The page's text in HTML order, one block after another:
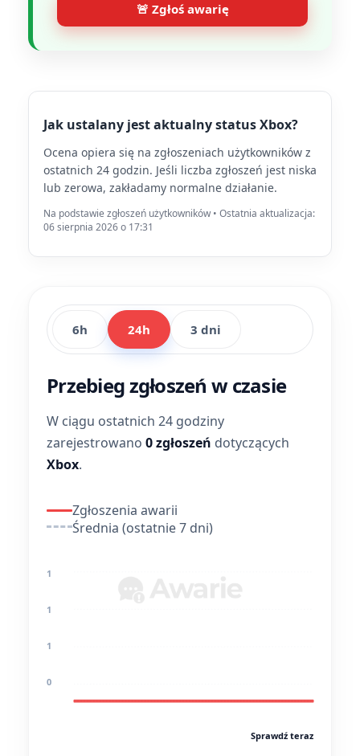
🚨 Zgłoś awarię
Jak ustalany jest aktualny status Xbox?
Ocena opiera się na zgłoszeniach użytkowników z
ostatnich 24 godzin. Jeśli liczba zgłoszeń jest niska
lub zerowa, zakładamy normalne działanie.
Na podstawie zgłoszeń użytkowników • Ostatnia aktualizacja:
06 sierpnia 2026 o 17:31
6h 24h 3 dni
Przebieg zgłoszeń w czasie
W ciągu ostatnich 24 godziny
zarejestrowano 0 zgłoszeń dotyczących
Xbox.
Zgłoszenia awarii
Średnia (ostatnie 7 dni)
1
1
1
0
Sprawdź teraz